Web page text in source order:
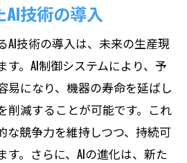
技術の導入
AI技術の導入は、未来の生産現
す。AI制御システムにより、予
易になり、機器の寿命を延ばし
削減することが可能です。これ
な競争力を維持しつつ、持続可
す。さらに、AIの進化は、新た